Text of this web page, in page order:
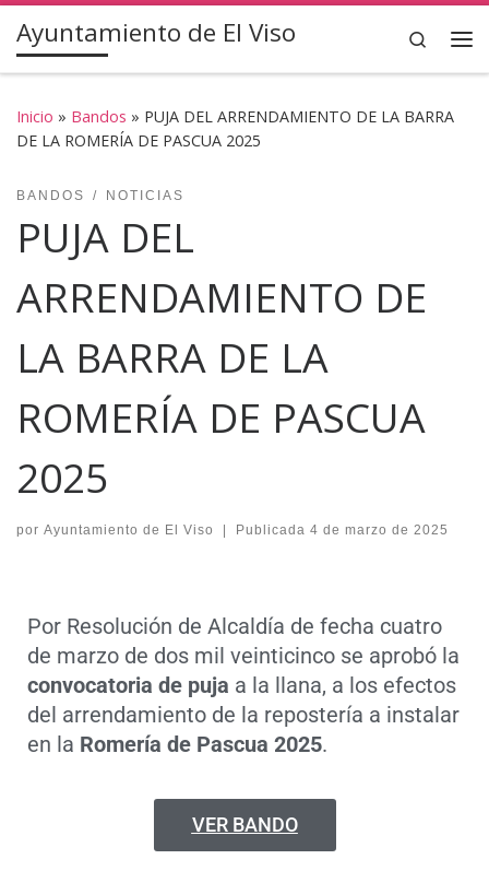
Saltar al contenido
Ayuntamiento de El Viso Search
Inicio » Bandos » PUJA DEL ARRENDAMIENTO DE LA BARRA
DE LA ROMERÍA DE PASCUA 2025
BANDOS NOTICIAS
PUJA DEL
ARRENDAMIENTO DE
LA BARRA DE LA
ROMERÍA DE PASCUA
2025
por Ayuntamiento de El Viso | Publicada 4 de marzo de 2025
Por Resolución de Alcaldía de fecha cuatro
de marzo de dos mil veinticinco se aprobó la
convocatoria de puja a la llana, a los efectos
del arrendamiento de la repostería a instalar
en la Romería de Pascua 2025.
VER BANDO